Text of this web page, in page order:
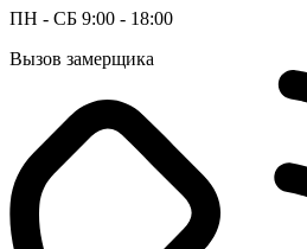
ПН - СБ 9:00 - 18:00
Вызов замерщика